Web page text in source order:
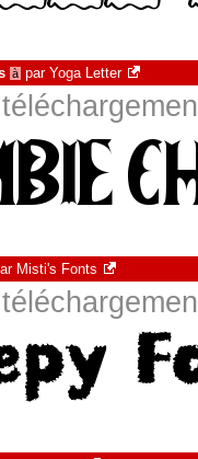
à par Yoga Letter
Misti's Fonts